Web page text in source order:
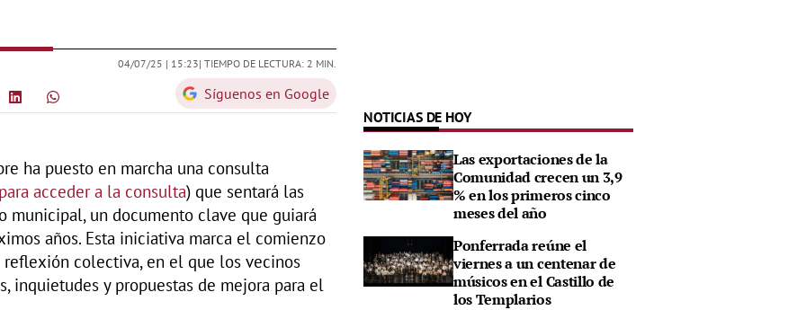
04/07/25 | 15:23| TIEMPO DE LECTURA: 2 MIN.
Síguenos en Google
ha puesto en marcha una consulta
acceder a la consulta) que sentará las
municipal, un documento clave que guiará
años. Esta iniciativa marca el comienzo
colectiva, en el que los vecinos
inquietudes y propuestas de mejora para el
NOTICIAS DE HOY
Las exportaciones de la
Comunidad crecen un 3,9
% en los primeros cinco
meses del año
Ponferrada reúne el
viernes a un centenar de
músicos en el Castillo de
los Templarios